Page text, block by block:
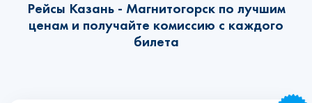
Рейсы Казань - Магнитогорск по лучшим
ценам и получайте комиссию с каждого
билета